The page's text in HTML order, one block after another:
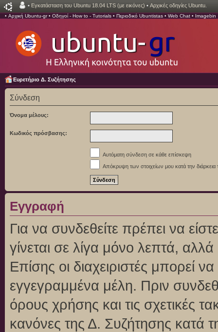
• Εγκατάσταση του Ubuntu 18.04 LTS (με εικόνες) • Αρχικές οδηγίες Ubuntu.
• Αρχική Ubuntu-gr• Οδηγοί - How to - Tutorials • Περιοδικό Ubuntistas • Web Chat • Imagebin
Ευρετήριο Δ. Συζήτησης
Σύνδεση
Όνομα μέλους:
Κωδικός πρόσβασης:
Αυτόματη σύνδεση σε κάθε επίσκεψη
Απόκρυψη των στοιχείων μου κατά την διάρκεια
Εγγραφή
Για να συνδεθείτε πρέπει να
γίνεται σε λίγα μόνο λεπτά,
Επίσης οι διαχειριστές μπορεί
εγγεγραμμένα μέλη. Πριν
όρους χρήσης και τις σχετικές
κανόνες της Δ. Συζήτησης κατά